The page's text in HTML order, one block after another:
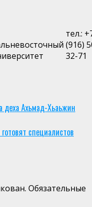
тел.:
(916)
32-71
деха Ахьмад-Хьаьжин
специалистов
Обязательные